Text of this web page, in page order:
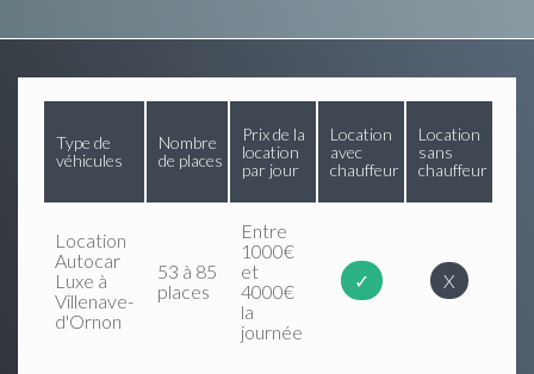
Type de
véhicules
Nombre
de places
Prix de la
location
par jour
Location
avec
chauffeur
Location
sans
chauffeur
Location
Autocar
Luxe à
Villenave-
d'Ornon
53 à 85
places
Entre
1000€
et
4000€
la
journée
✓ X